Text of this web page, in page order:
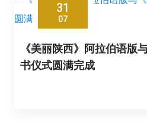
31
07
《美丽陕西》阿拉伯语版
书仪式圆满完成